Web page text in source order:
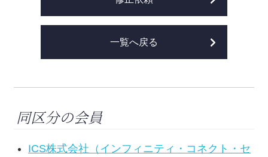
一覧へ戻る
同区分の会員
ICS株式会社（インフィニティ・コネクト・セ